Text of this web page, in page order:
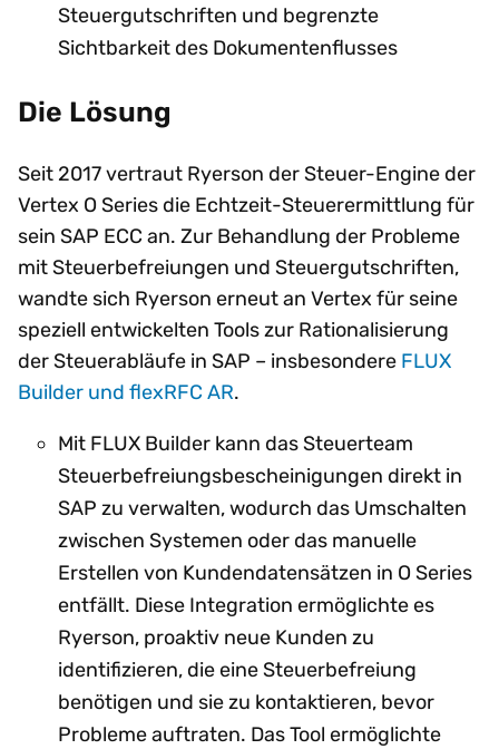
Steuergutschriften und begrenzte
Sichtbarkeit des Dokumentenflusses
Die Lösung
Seit 2017 vertraut Ryerson der Steuer-Engine der
Vertex O Series die Echtzeit-Steuerermittlung für
sein SAP ECC an. Zur Behandlung der Probleme
mit Steuerbefreiungen und Steuergutschriften,
wandte sich Ryerson erneut an Vertex für seine
speziell entwickelten Tools zur Rationalisierung
der Steuerabläufe in SAP – insbesondere FLUX
Builder und flexRFC AR.
Mit FLUX Builder kann das Steuerteam
Steuerbefreiungsbescheinigungen direkt in
SAP zu verwalten, wodurch das Umschalten
zwischen Systemen oder das manuelle
Erstellen von Kundendatensätzen in O Series
entfällt. Diese Integration ermöglichte es
Ryerson, proaktiv neue Kunden zu
identifizieren, die eine Steuerbefreiung
benötigen und sie zu kontaktieren, bevor
Probleme auftraten. Das Tool ermöglichte